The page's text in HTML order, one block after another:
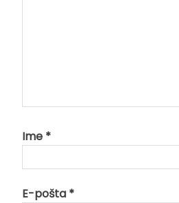
Ime *
E-pošta *